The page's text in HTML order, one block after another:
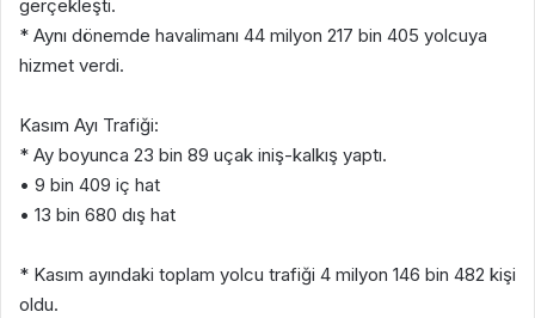
gerçekleşti.
* Aynı dönemde havalimanı 44 milyon 217 bin 405 yolcuya
hizmet verdi.
Kasım Ayı Trafiği:
* Ay boyunca 23 bin 89 uçak iniş-kalkış yaptı.
• 9 bin 409 iç hat
• 13 bin 680 dış hat
* Kasım ayındaki toplam yolcu trafiği 4 milyon 146 bin 482 kişi
oldu.